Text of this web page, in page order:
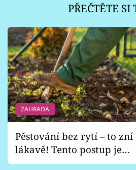
PŘEČTĚTE SI
ZAHRADA
Pěstování bez rytí – to zní
lákavě! Tento postup je
vhodný jen pro některé